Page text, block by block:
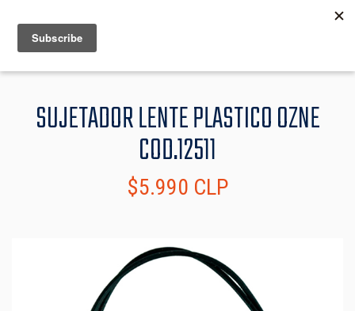
MENU
SUJETADOR LENTE PLASTICO OZNE
COD.12511
$5.990 CLP